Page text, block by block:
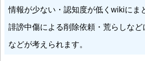
情報が少ない・認知度が低くwikiにま
誹謗中傷による削除依頼・荒らしな
などが考えられます。